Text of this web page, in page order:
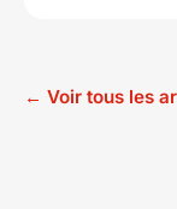
← Voir tous les